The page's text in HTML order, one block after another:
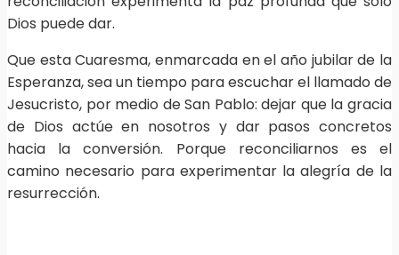
Dios puede dar.
Que esta Cuaresma, enmarcada en el año jubilar de la
Esperanza, sea un tiempo para escuchar el llamado de
Jesucristo, por medio de San Pablo: dejar que la gracia
de Dios actúe en nosotros y dar pasos concretos
hacia la conversión. Porque reconciliarnos es el
camino necesario para experimentar la alegría de la
resurrección.